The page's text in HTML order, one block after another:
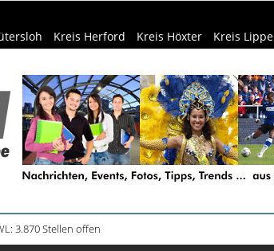
Kreis Herford Kreis Höxter Kreis Lippe
3.870 Stellen offen
schont Ressourcen